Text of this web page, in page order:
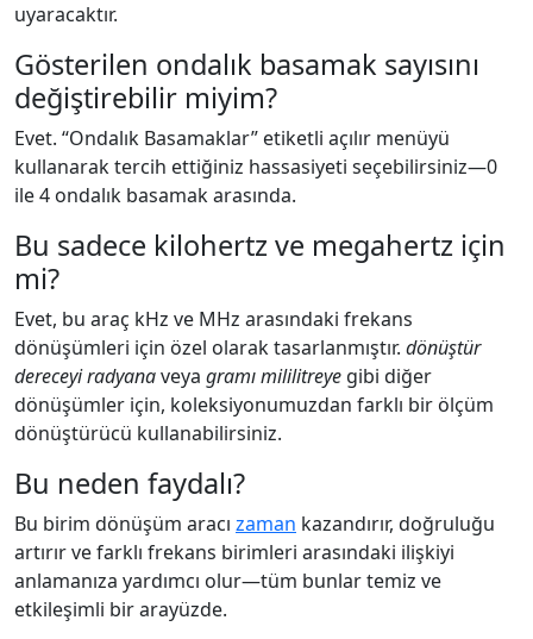
uyaracaktır.
Gösterilen ondalık basamak sayısını
değiştirebilir miyim?
Evet. “Ondalık Basamaklar” etiketli açılır menüyü
kullanarak tercih ettiğiniz hassasiyeti seçebilirsiniz—0
ile 4 ondalık basamak arasında.
Bu sadece kilohertz ve megahertz için
mi?
Evet, bu araç kHz ve MHz arasındaki frekans
dönüşümleri için özel olarak tasarlanmıştır. dönüştür
dereceyi radyanaveya gramı mililitreye gibi diğer
dönüşümler için, koleksiyonumuzdan farklı bir ölçüm
dönüştürücü kullanabilirsiniz.
Bu neden faydalı?
Bu birim dönüşüm aracı zaman kazandırır, doğruluğu
artırır ve farklı frekans birimleri arasındaki ilişkiyi
anlamanıza yardımcı olur—tüm bunlar temiz ve
etkileşimli bir arayüzde.